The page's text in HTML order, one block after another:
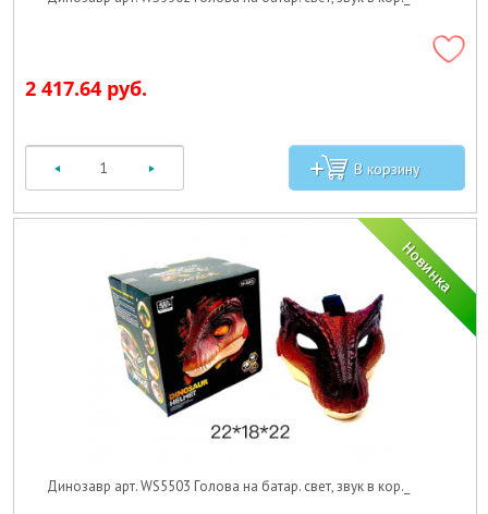
2 417.64 руб.
Динозавр арт. WS5503 Голова на батар. свет, звук в кор._